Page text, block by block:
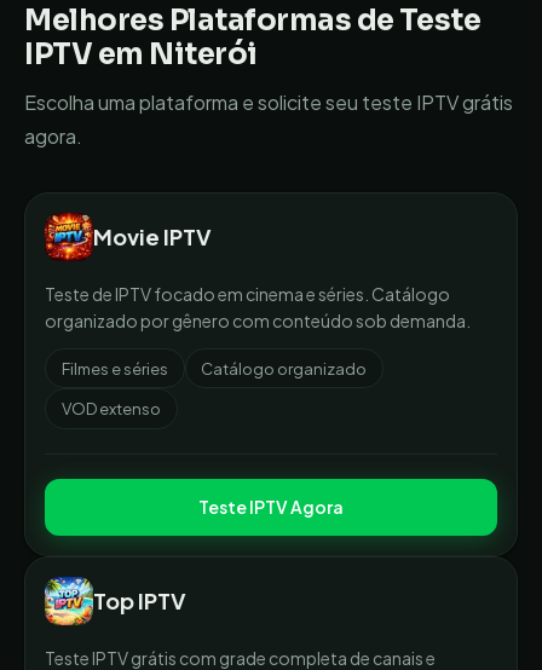
Melhores Plataformas de Teste
IPTV em Niterói
Escolha uma plataforma e solicite seu teste IPTV grátis
agora.
Movie IPTV
Teste de IPTV focado em cinema e séries. Catálogo
organizado por gênero com conteúdo sob demanda.
Filmes e séries Catálogo organizado
VOD extenso
Teste IPTV Agora
Top IPTV
Teste IPTV grátis com grade completa de canais e